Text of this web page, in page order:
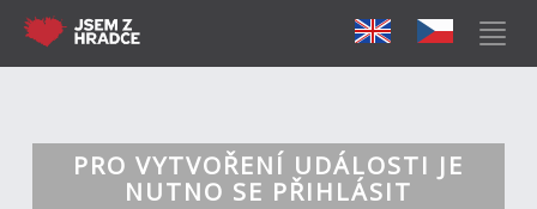
PRO VYTVOŘENÍ UDÁLOSTI JE
NUTNO SE PŘIHLÁSIT